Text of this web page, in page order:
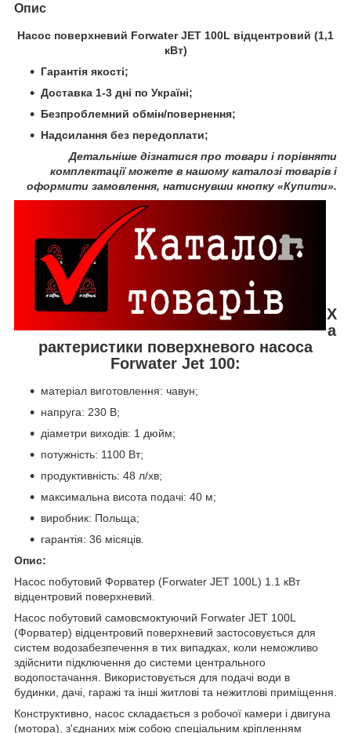
Опис
Насос поверхневий Forwater JET 100L відцентровий (1,1
кВт)
Гарантія якості;
Доставка 1-3 дні по Україні;
Безпроблемний обмін/повернення;
Надсилання без передоплати;
Детальніше дізнатися про товари і порівняти
комплектації можете в нашому каталозі товарів і
оформити замовлення, натиснувши кнопку «Купити».
Х
а
рактеристики поверхневого насоса
Forwater Jet 100:
матеріал виготовлення: чавун;
напруга: 230 В;
діаметри виходів: 1 дюйм;
потужність: 1100 Вт;
продуктивність: 48 л/хв;
максимальна висота подачі: 40 м;
виробник: Польща;
гарантія: 36 місяців.
Опис:
Насос побутовий Форватер (Forwater JET 100L) 1.1 кВт
відцентровий поверхневий.
Насос побутовий самовсмоктуючий Forwater JET 100L
(Форватер) відцентровий поверхневий застосовується для
систем водозабезпечення в тих випадках, коли неможливо
здійснити підключення до системи центрального
водопостачання. Використовується для подачі води в
будинки, дачі, гаражі та інші житлові та нежитлові приміщення.
Конструктивно, насос складається з робочої камери і двигуна
(мотора), з'єднаних між собою спеціальним кріпленням